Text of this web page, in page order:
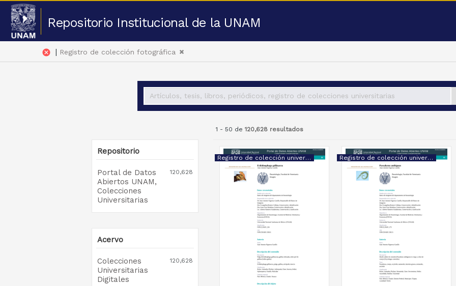
Repositorio Institucional de la UNAM
cancel | Registro de colección fotográfica
Repositorio
Portal de Datos
Abiertos UNAM,
Colecciones
Universitarias
120,628
Acervo
Colecciones
Universitarias
Digitales
120,628
1 - 50 de120,628 resultados
Registro de colección universitaria Registro de colección universitaria